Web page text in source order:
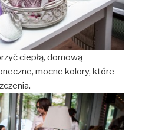
ciepłą, domową
mocne kolory, które